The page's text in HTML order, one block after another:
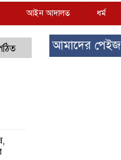
আইন আদালত ধর্ম
আমাদের পেইজ